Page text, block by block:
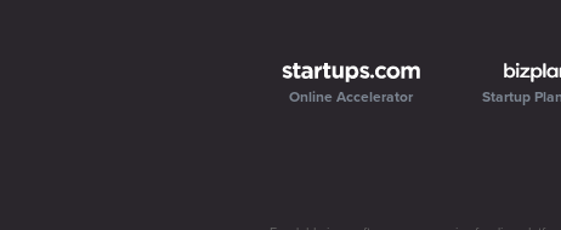
Online Accelerator Startup